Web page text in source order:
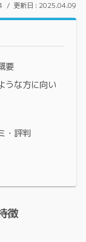
2025.04.09
要
うな方に向い
・評判
徴